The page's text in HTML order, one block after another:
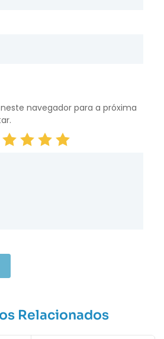
navegador para a próxima
Relacionados